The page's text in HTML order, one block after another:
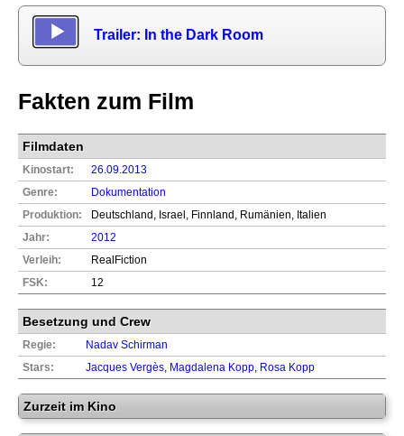
Trailer: In the Dark Room
Fakten zum Film
Filmdaten
Kinostart:
26.09.2013
Genre:
Dokumentation
Produktion:
Deutschland, Israel, Finnland, Rumänien, Italien
Jahr:
2012
Verleih:
RealFiction
FSK:
12
Besetzung und Crew
Regie:
Nadav Schirman
Stars:
Jacques Vergès Magdalena Kopp Rosa Kopp
Zurzeit im Kino